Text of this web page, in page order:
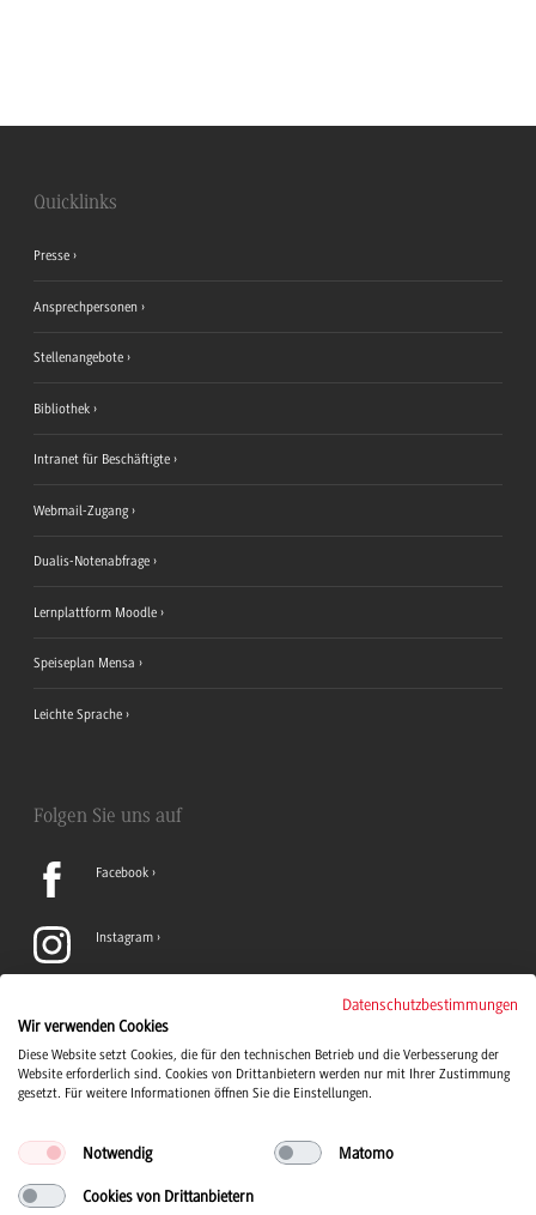
Quicklinks
Presse
Ansprechpersonen
Stellenangebote
Bibliothek
Intranet für Beschäftigte
Webmail-Zugang
Dualis-Notenabfrage
Lernplattform Moodle
Speiseplan Mensa
Leichte Sprache
Folgen Sie uns auf
Facebook
Instagram
TikTok
Datenschutzbestimmungen
Wir verwenden Cookies
Diese Website setzt Cookies, die für den technischen Betrieb und die Verbesserung der
Website erforderlich sind. Cookies von Drittanbietern werden nur mit Ihrer Zustimmung
gesetzt. Für weitere Informationen öffnen Sie die Einstellungen.
Notwendig Matomo
Cookies von Drittanbietern